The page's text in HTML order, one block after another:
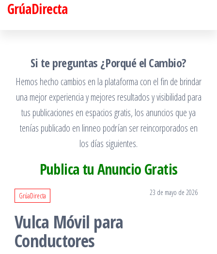
SaltarGrúaDirecta
Si te preguntas ¿Porqué el Cambio?
Hemos hecho cambios en la plataforma con el fin de brindar
una mejor experiencia y mejores resultados y visibilidad para
tus publicaciones en espacios gratis, los anuncios que ya
tenías publicado en linneo podrían ser reincorporados en
los días siguientes.
Publica tu Anuncio Gratis
GrúaDirecta 23 de mayo de 2026
Vulca Móvil para
Conductores